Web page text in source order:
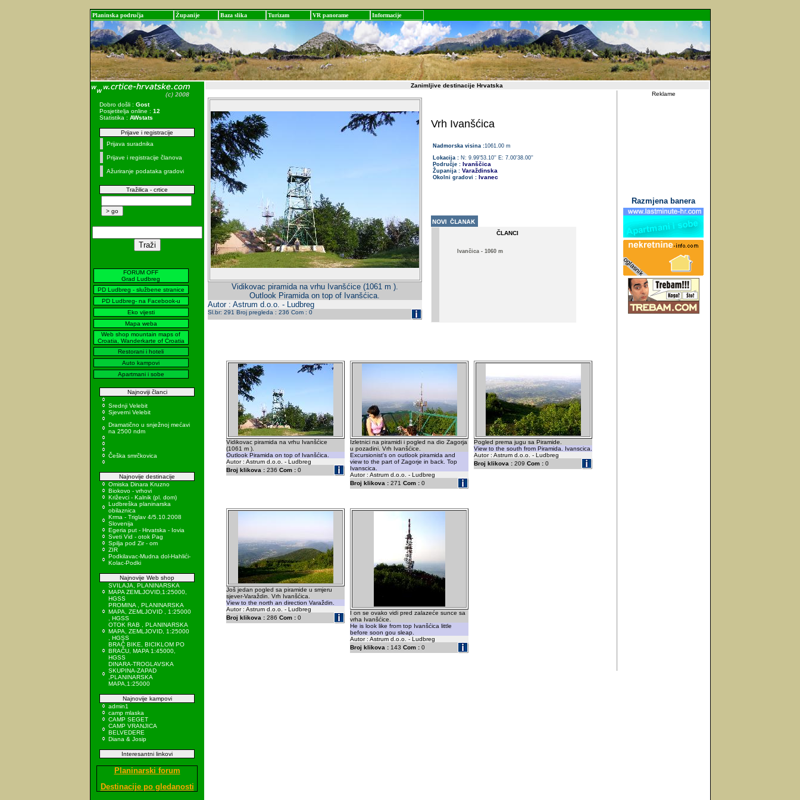
Planinska područja Županije Baza slika Turizam VR panorame Informacije
Dobro došli : Gost
Posjetitelja online : 12
Statistika : AWstats
Prijave i registracije
Prijava suradnika
Prijave i registracije članova
Ažuriranje podataka gradovi
Tražilica - crtice
FORUM OFF
Grad Ludbreg
PD Ludbreg - službene stranice
PD Ludbreg- na Facebook-u
Eko vijesti
Mapa weba
Web shop mountain maps of
Croatia, Wanderkarte of Croatia
Restorani i hoteli
Auto kampovi
Apartmani i sobe
Najnoviji članci
Srednji Velebit
Sjeverni Velebit
Dramatično u snježnoj mećavi
na 2500 ndm
Češka smrčkovica
Najnovije destinacije
Omiska Dinara Kruzno
Biokovo - vrhovi
Križevci - Kalnik (pl. dom)
Ludbreška planinarska
obilaznica
Krma - Triglav 4/5.10.2008
Slovenija
Egeria put - Hrvatska - Iovia
Sveti Vid - otok Pag
Spilja pod Zir - om
ZIR
Podkilavac-Mudna dol-Hahlići-
Kolac-Podki
Najnovije Web shop
SVILAJA, PLANINARSKA
MAPA ZEMLJOVID,1:25000,
HGSS
PROMINA , PLANINARSKA
MAPA, ZEMLJOVID , 1:25000
, HGSS
OTOK RAB , PLANINARSKA
MAPA, ZEMLJOVID, 1:25000
, HGSS
BRAČ BIKE, BICIKLOM PO
BRAČU, MAPA 1:45000,
HGSS
DINARA-TROGLAVSKA
SKUPINA-ZAPAD
,PLANINARSKA
MAPA,1:25000
Najnovije kampovi
admin1
camp mlaska
CAMP SEGET
CAMP VRANJICA
BELVEDERE
Diana & Josip
Interesantni linkovi
Planinarski forum
Destinacije po gledanosti
Zanimljive destinacije Hrvatska
Vidikovac piramida na vrhu Ivanšćice (1061 m ).
Outlook Piramida on top of Ivanšćica.
Autor : Astrum d.o.o. - Ludbreg
Sl.br: 291 Broj pregleda : 236 Com : 0
Vrh Ivanšćica
Nadmorska visina :1061.00 m
Lokacija :N: 9.99'53.10'' E: 7.00'38.00''
Područje :Ivanščica
Županija : Varaždinska
Okolni gradovi : Ivanec
ČLANCI
Ivančica - 1060 m
Vidikovac piramida na vrhu Ivanšćice
(1061 m ).
Outlook Piramida on top of Ivanšćica.
Autor : Astrum d.o.o. - Ludbreg
Broj klikova : 236 Com : 0
Izletnici na piramidi i pogled na dio Zagorja
u pozadini. Vrh Ivanšćice.
Excursionist's on outlook piramida and
view to the part of Zagorje in back. Top
Ivanscica.
Autor : Astrum d.o.o. - Ludbreg
Broj klikova : 271 Com : 0
Pogled prema jugu sa Piramide.
View to the south from Piramida. Ivanscica.
Autor : Astrum d.o.o. - Ludbreg
Broj klikova : 209 Com : 0
Još jedan pogled sa piramide u smjeru
sjever-Varaždin. Vrh Ivanšćica.
View to the north an direction Varaždin.
Autor : Astrum d.o.o. - Ludbreg
Broj klikova : 286 Com : 0
I on se ovako vidi pred zalazeće sunce sa
vrha Ivanšćice.
He is look like from top Ivanšćica little
before soon gou sleap.
Autor : Astrum d.o.o. - Ludbreg
Broj klikova : 143 Com : 0
Reklame
Razmjena banera